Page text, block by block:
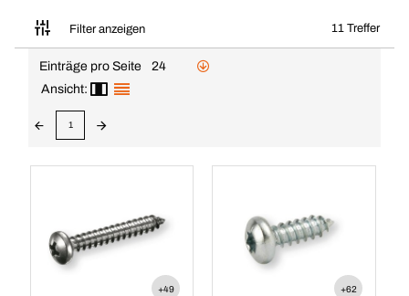
Filter anzeigen 11 Treffer
Einträge pro Seite
24
Ansicht:
1
+49 +62